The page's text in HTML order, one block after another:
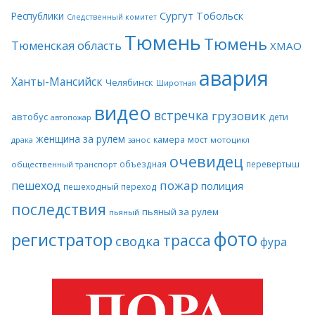
Республики Следственный комитет Сургут Тобольск
Тюменская область ТюменьТюмень ХМАО
Ханты-Мансийск Челябинск Широтная авария
автобус автопожар видео встречка грузовик дети
драка женщина за рулем занос камера мост мотоцикл
общественный транспорт объездная очевидец перевертыш
пешеход пешеходный переход пожар полиция
последствия пьяный пьяный за рулем
регистратор сводка трасса фото фура